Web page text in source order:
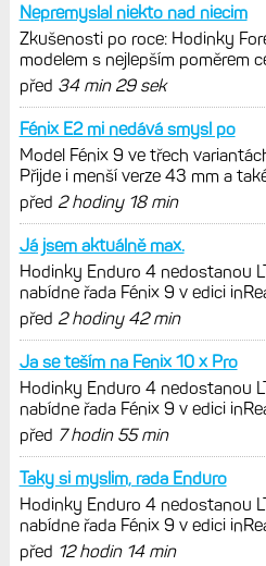
Nepremyslal niekto nad niecim
Zkušenosti po roce: Hodinky
modelem s nejlepším poměrem
před 34 min 29 sek
Fénix E2 mi nedává smysl po
Model Fénix 9 ve třech
Přijde i menší verze 43 mm a
před 2 hodiny 18 min
Já jsem aktuálně max.
Hodinky Enduro 4 nedostanou
nabídne řada Fénix 9 v edici
před 2 hodiny 42 min
Ja se teším na Fenix 10 x Pro
Hodinky Enduro 4 nedostanou
nabídne řada Fénix 9 v edici
před 7 hodin 55 min
Taky si myslim, rada Enduro
Hodinky Enduro 4 nedostanou
nabídne řada Fénix 9 v edici
před 12 hodin 14 min